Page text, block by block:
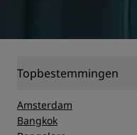
Topbestemmingen
Amsterdam
Bangkok